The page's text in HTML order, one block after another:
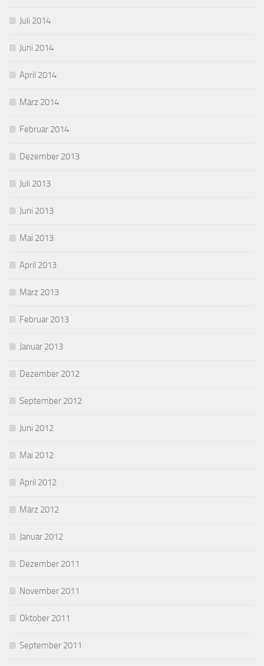
Juli 2014
Juni 2014
April 2014
März 2014
Februar 2014
Dezember 2013
Juli 2013
Juni 2013
Mai 2013
April 2013
März 2013
Februar 2013
Januar 2013
Dezember 2012
September 2012
Juni 2012
Mai 2012
April 2012
März 2012
Januar 2012
Dezember 2011
November 2011
Oktober 2011
September 2011